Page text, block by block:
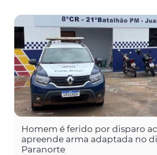
Homem é ferido por disparo
apreende arma adaptada no
Paranorte